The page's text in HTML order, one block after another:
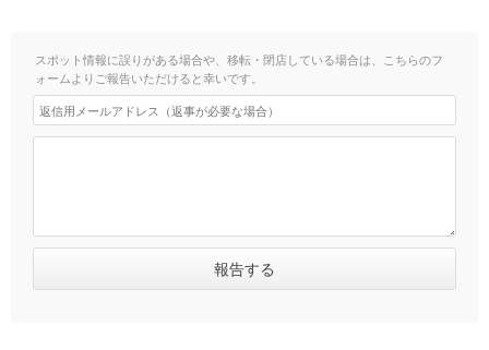
スポット情報に誤りがある場合や、移転・閉店している場合は、こちらのフ
ォームよりご報告いただけると幸いです。